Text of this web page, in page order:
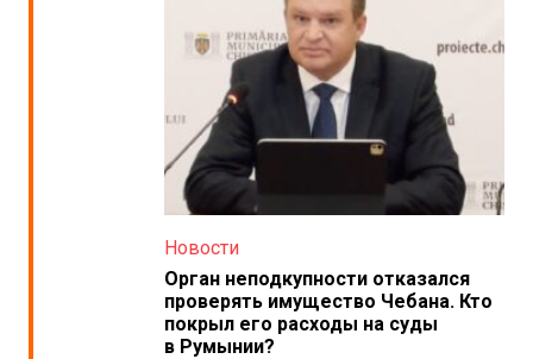
Новости
Орган неподкупности отказался
проверять имущество Чебана. Кто
покрыл его расходы на суды
в Румынии?